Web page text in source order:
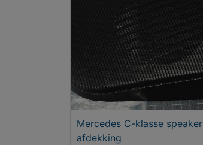
Mercedes C-klasse speaker
afdekking